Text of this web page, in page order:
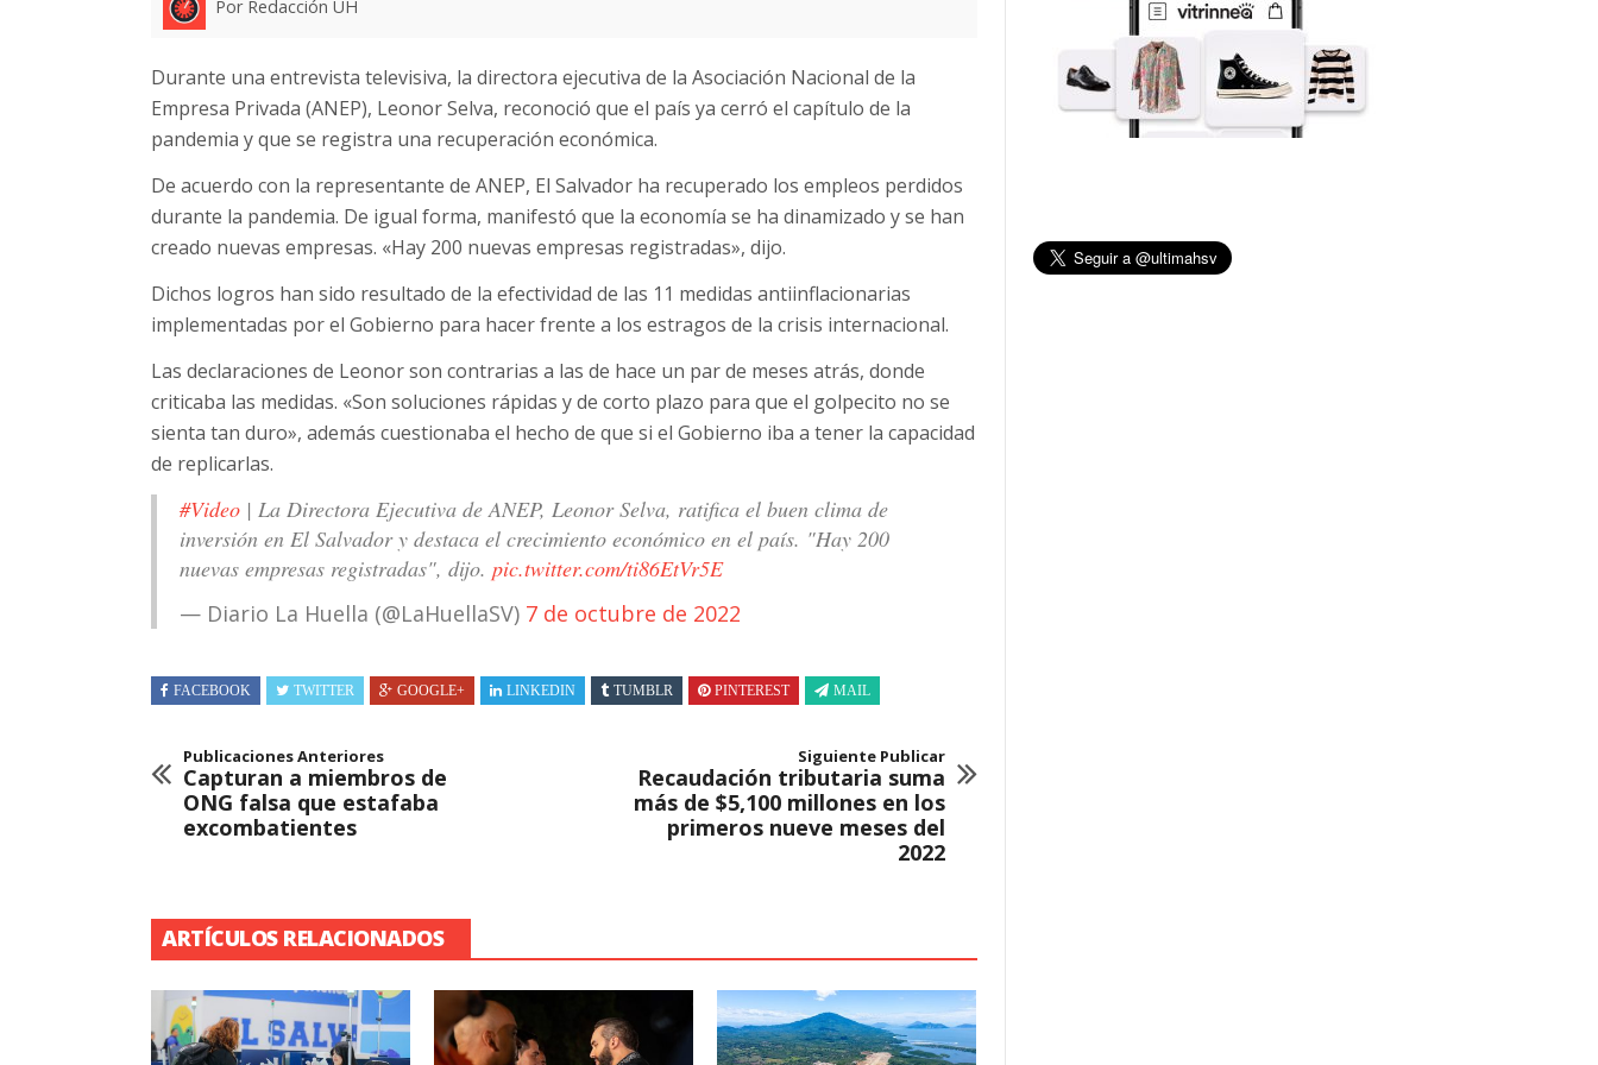
Por Redacción UH
Durante una entrevista televisiva, la directora ejecutiva de la Asociación Nacional de la
Empresa Privada (ANEP), Leonor Selva, reconoció que el país ya cerró el capítulo de la
pandemia y que se registra una recuperación económica.
De acuerdo con la representante de ANEP, El Salvador ha recuperado los empleos perdidos
durante la pandemia. De igual forma, manifestó que la economía se ha dinamizado y se han
creado nuevas empresas. «Hay 200 nuevas empresas registradas», dijo.
Dichos logros han sido resultado de la efectividad de las 11 medidas antiinflacionarias
implementadas por el Gobierno para hacer frente a los estragos de la crisis internacional.
Las declaraciones de Leonor son contrarias a las de hace un par de meses atrás, donde
criticaba las medidas. «Son soluciones rápidas y de corto plazo para que el golpecito no se
sienta tan duro», además cuestionaba el hecho de que si el Gobierno iba a tener la capacidad
de replicarlas.
#Video | La Directora Ejecutiva de ANEP, Leonor Selva, ratifica el buen clima de
inversión en El Salvador y destaca el crecimiento económico en el país. "Hay 200
nuevas empresas registradas", dijo. pic.twitter.com/ti86EtVr5E
— Diario La Huella (@LaHuellaSV) 7 de octubre de 2022
FACEBOOK TWITTER GOOGLE+ LINKEDIN TUMBLR PINTEREST MAIL
Publicaciones Anteriores
Capturan a miembros de
ONG falsa que estafaba
excombatientes
Siguiente Publicar
Recaudación tributaria suma
más de $5,100 millones en los
primeros nueve meses del
2022
ARTÍCULOS RELACIONADOS